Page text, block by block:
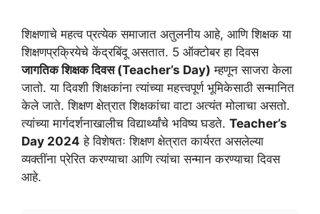
शिक्षणाचे महत्व प्रत्येक समाजात अतुलनीय आहे, आणि शिक्षक या
शिक्षणप्रक्रियेचे केंद्रबिंदू असतात. 5 ऑक्टोबर हा दिवस
जागतिक शिक्षक दिवस (Teacher’s Day) म्हणून साजरा केला
जातो. या दिवशी शिक्षकांना त्यांच्या महत्त्वपूर्ण भूमिकेसाठी सन्मानित
केले जाते. शिक्षण क्षेत्रात शिक्षकांचा वाटा अत्यंत मोलाचा असतो.
त्यांच्या मार्गदर्शनाखालीच विद्यार्थ्यांचे भविष्य घडते. Teacher’s
Day 2024 हे विशेषतः शिक्षण क्षेत्रात कार्यरत असलेल्या
व्यक्तींना प्रेरित करण्याचा आणि त्यांचा सन्मान करण्याचा दिवस
आहे.